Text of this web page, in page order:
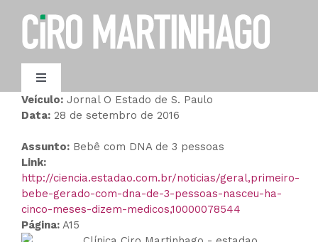
para
Toggle
Navigation
AGENDAMENTO
Veículo:Jornal O Estado de S. Paulo
Data:28 de setembro de 2016
Assunto:Bebê com DNA de 3 pessoas
Link:
http://ciencia.estadao.com.br/noticias/geral,primeiro-
bebe-gerado-com-dna-de-3-pessoas-nasceu-ha-
cinco-meses-dizem-medicos,10000078544
Página:A15